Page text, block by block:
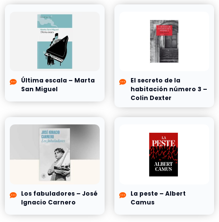
Última escala – Marta
San Miguel
El secreto de la
habitación número 3 –
Colin Dexter
Los fabuladores – José
Ignacio Carnero
La peste – Albert
Camus